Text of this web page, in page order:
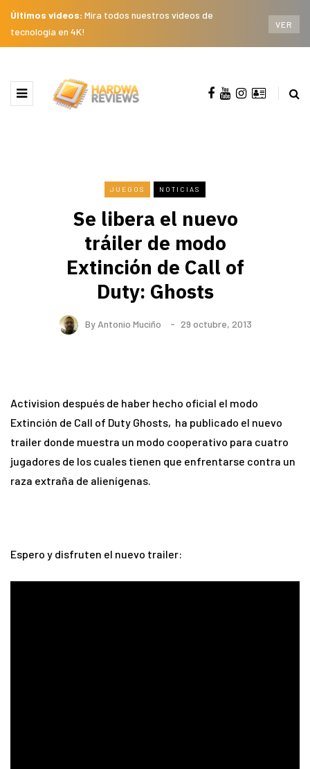
Últimos videos: Mira todos nuestros videos de
tecnología en 4K!
VER
JUEGOS NOTICIAS
Se libera el nuevo
tráiler de modo
Extinción de Call of
Duty: Ghosts
By Antonio Muciño 29 octubre, 2013
Activision después de haber hecho oficial el modo
Extinción de Call of Duty Ghosts, ha publicado el nuevo
trailer donde muestra un modo cooperativo para cuatro
jugadores de los cuales tienen que enfrentarse contra un
raza extraña de alienígenas.
Espero y disfruten el nuevo trailer: